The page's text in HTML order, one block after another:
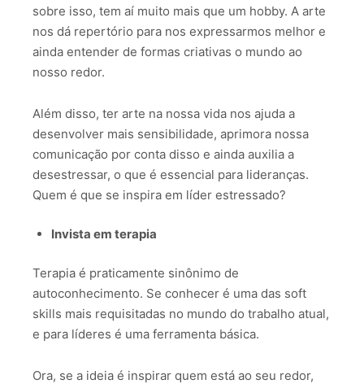
sobre isso, tem aí muito mais que um hobby. A arte
nos dá repertório para nos expressarmos melhor e
ainda entender de formas criativas o mundo ao
nosso redor.
Além disso, ter arte na nossa vida nos ajuda a
desenvolver mais sensibilidade, aprimora nossa
comunicação por conta disso e ainda auxilia a
desestressar, o que é essencial para lideranças.
Quem é que se inspira em líder estressado?
Invista em terapia
Terapia é praticamente sinônimo de
autoconhecimento. Se conhecer é uma das soft
skills mais requisitadas no mundo do trabalho atual,
e para líderes é uma ferramenta básica.
Ora, se a ideia é inspirar quem está ao seu redor,